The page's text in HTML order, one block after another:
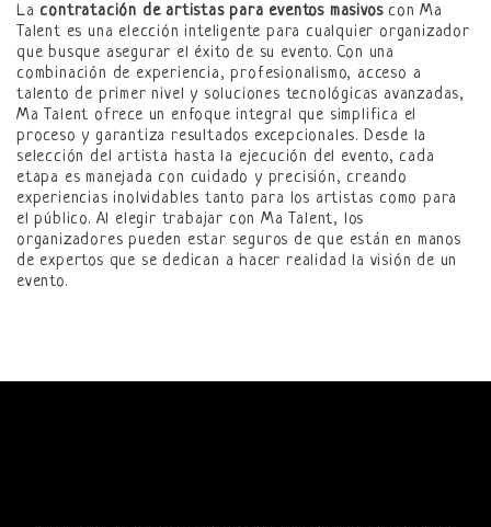
La contratación de artistas para eventos masivoscon Ma
Talent es una elección inteligente para cualquier organizador
que busque asegurar el éxito de su evento. Con una
combinación de experiencia, profesionalismo, acceso a
talento de primer nivel y soluciones tecnológicas avanzadas,
Ma Talent ofrece un enfoque integral que simplifica el
proceso y garantiza resultados excepcionales. Desde la
selección del artista hasta la ejecución del evento, cada
etapa es manejada con cuidado y precisión, creando
experiencias inolvidables tanto para los artistas como para
el público. Al elegir trabajar con Ma Talent, los
organizadores pueden estar seguros de que están en manos
de expertos que se dedican a hacer realidad la visión de un
evento.